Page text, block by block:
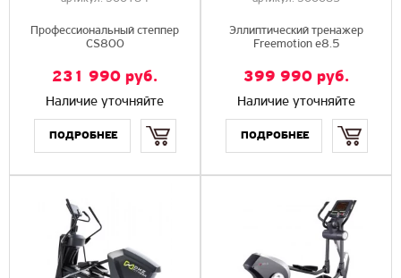
Профессиональный степпер
CS800
231 990 руб.
Наличие уточняйте
Эллиптический тренажер
Freemotion e8.5
399 990 руб.
Наличие уточняйте